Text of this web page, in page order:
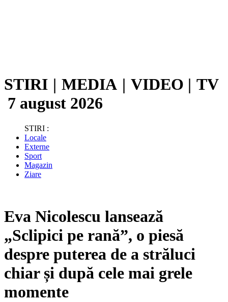
STIRI | MEDIA | VIDEO | TV
7 august 2026
STIRI :
Locale
Externe
Sport
Magazin
Ziare
Eva Nicolescu lansează
„Sclipici pe rană”, o piesă
despre puterea de a străluci
chiar și după cele mai grele
momente